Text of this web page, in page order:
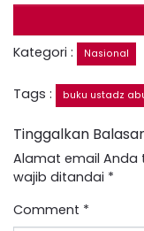
Kategori : Nasional
Tags : buku ustadz
Tinggalkan
Alamat email Anda
wajib ditandai *
Comment *